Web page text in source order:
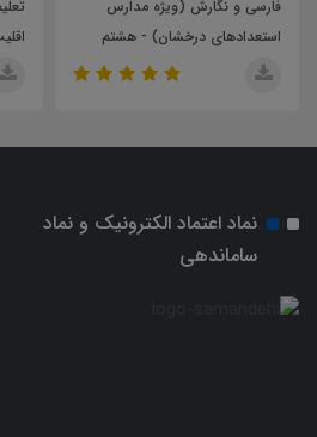
فارسی و نگارش (ویژه مدارس
استعدادهای درخشان) - هشتم
نماد اعتماد الکترونیک و نماد
ساماندهی